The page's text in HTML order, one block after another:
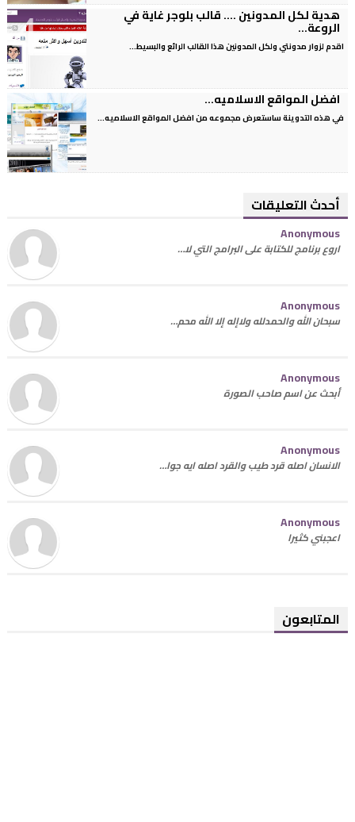
هدية لكل المدونين .... قالب بلوجر غاية في
الروعة...
اقدم لزوار مدونتي ولكل المدونين هذا القالب الرائع والبسيط...
افضل المواقع الاسلاميه...
في هذه التدوينة ساستعرض مجموعه من افضل المواقع الاسلاميه...
أحدث التعليقات
Anonymous
اروع برنامج للكتابة على البرامج التي لا…
Anonymous
سبحان الله والحمدلله ولاإله إلا الله محم…
Anonymous
أبحث عن اسم صاحب الصورة
Anonymous
الانسان اصله قرد طيب والقرد اصله ايه جوا…
Anonymous
اعجبني كثيرا
المتابعون